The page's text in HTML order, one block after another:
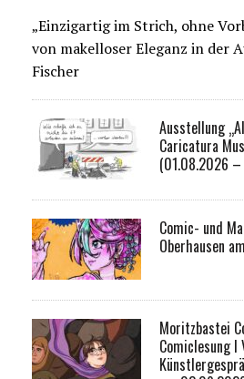
„Einzigartig im Strich, ohne
von makelloser Eleganz in der
Fischer
Ausstellung
Caricatura
(01.08.2026 –
Comic- und
Oberhausen
Moritzbastei
Comiclesung I